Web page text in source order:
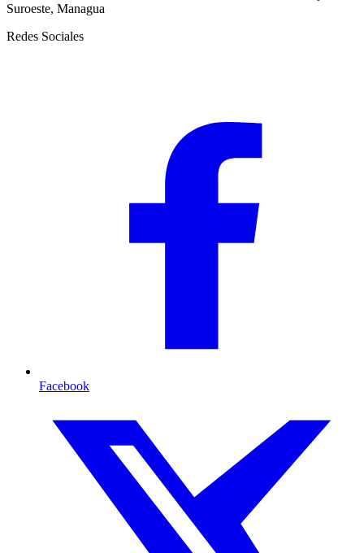
Suroeste, Managua
Redes Sociales
Facebook